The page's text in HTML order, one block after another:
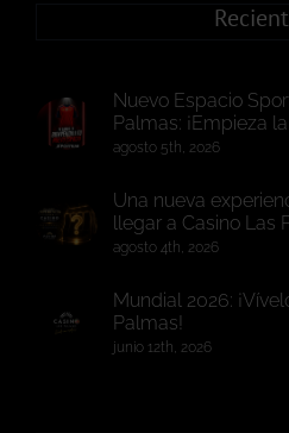
Nuevo Espacio
Palmas: ¡Empieza
agosto 5th, 2026
Una nueva
llegar a Casino Las
agosto 4th, 2026
Mundial 2026:
Palmas!
junio 12th, 2026